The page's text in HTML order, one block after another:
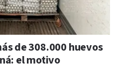
de 308.000 huevos
el motivo